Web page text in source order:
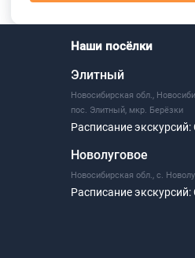
Наши посёлки
Элитный
Новосибирская обл.,
пос. Элитный, мкр. Берёзки
Расписание экскурсий:
Новолуговое
Новосибирская обл., с.
Расписание экскурсий: